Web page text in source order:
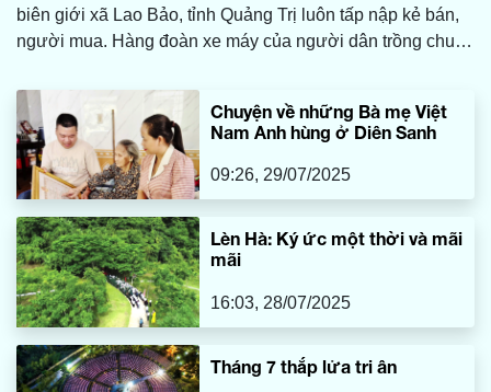
biên giới xã Lao Bảo, tỉnh Quảng Trị luôn tấp nập kẻ bán,
người mua. Hàng đoàn xe máy của người dân trồng chuối
đuôi nhau ken kín trên các tuyến đường đưa sản phẩm
vào khu vực chợ Tân Long để trao đổi, mua bán với
thương lái khắp nơi về đây thu gom mặt hàng này để xuất
khẩu.
Chuyện về những Bà mẹ Việt
Nam Anh hùng ở Diên Sanh
09:26, 29/07/2025
Lèn Hà: Ký ức một thời và mãi
mãi
16:03, 28/07/2025
Tháng 7 thắp lửa tri ân